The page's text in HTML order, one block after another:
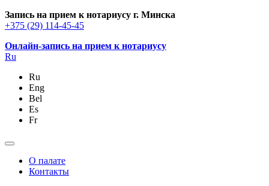
Запись на прием к нотариусу г. Минска
+375 (29) 114-45-45
Онлайн-запись на прием к нотариусу
Ru
Ru
Eng
Bel
Es
Fr
О палате
Контакты